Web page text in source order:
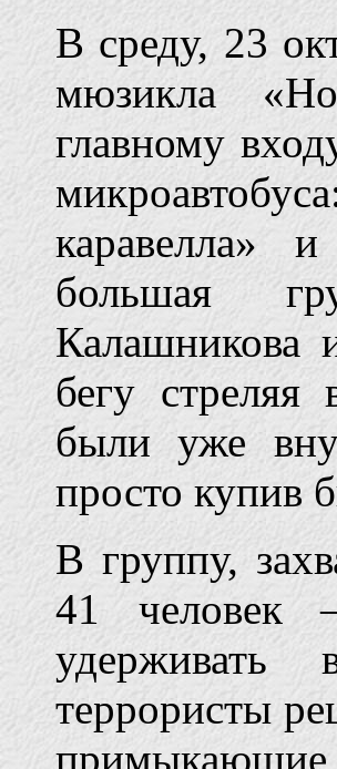
В среду, 23
мюзикла
главному
каравелла»
большая
Калашникова
бегу
были уже
просто купив
В группу,
41 человек
удерживать
террористы
примыкающие